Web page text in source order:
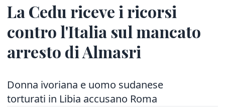
La Cedu riceve i ricorsi
contro l'Italia sul mancato
arresto di Almasri
Donna ivoriana e uomo sudanese
torturati in Libia accusano Roma